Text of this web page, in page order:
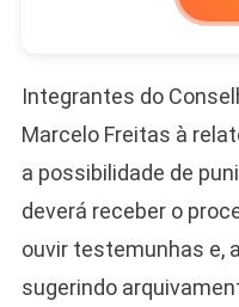
Integrantes do
Marcelo Freitas à
a possibilidade de
deverá receber o
ouvir testemunhas e,
sugerindo